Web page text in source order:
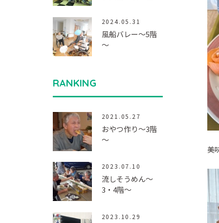
美
2024.05.31
風船バレー～5階
～
RANKING
2021.05.27
おやつ作り～3階
～
2023.07.10
流しそうめん～
3・4階～
2023.10.29